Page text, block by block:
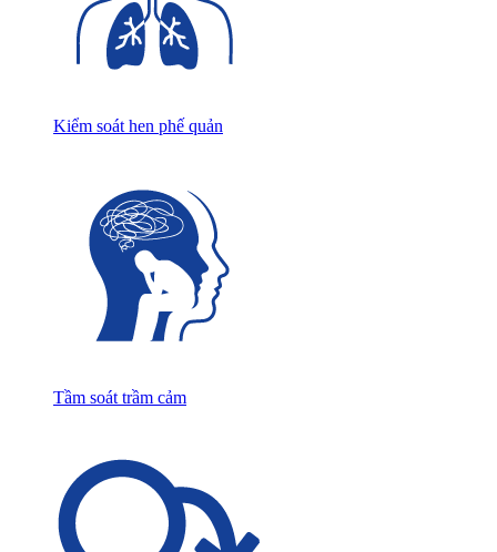
Kiểm soát hen phế quản
Tầm soát trầm cảm